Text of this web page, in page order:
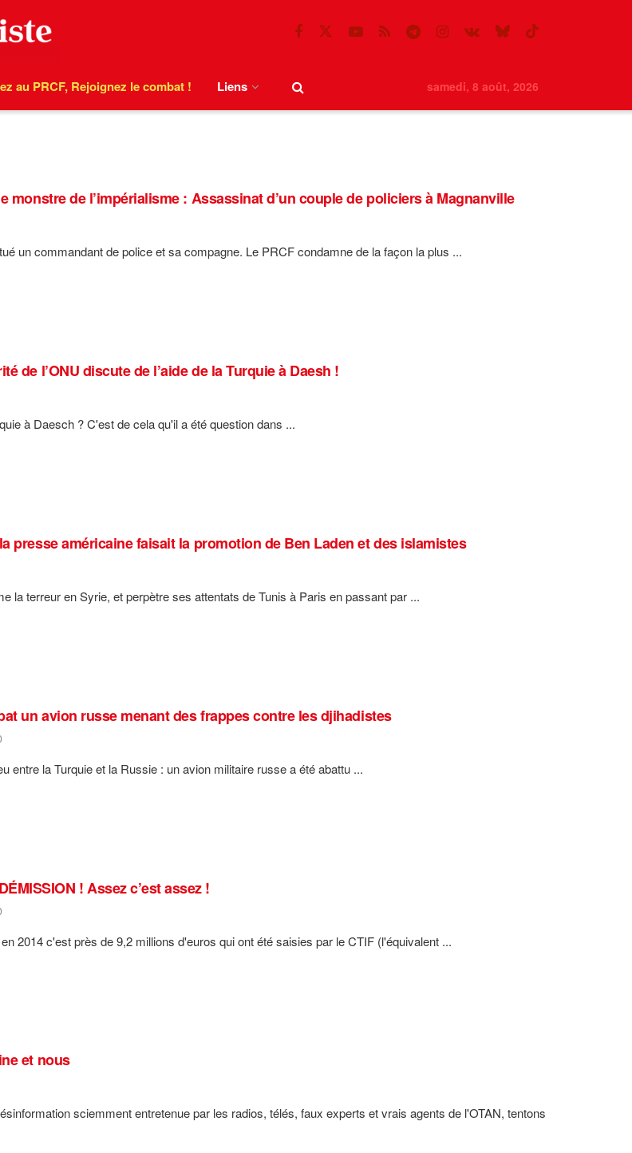
au PRCF, Rejoignez le combat ! Liens samedi, 8 août, 2026
monstre de l’impérialisme : Assassinat d’un couple de policiers à Magnanville
un commandant de police et sa compagne. Le PRCF condamne de la façon la plus ...
de l’ONU discute de l’aide de la Turquie à Daesh !
à Daesch ? C'est de cela qu'il a été question dans ...
presse américaine faisait la promotion de Ben Laden et des islamistes
la terreur en Syrie, et perpètre ses attentats de Tunis à Paris en passant par ...
un avion russe menant des frappes contre les djihadistes
entre la Turquie et la Russie : un avion militaire russe a été abattu ...
! Assez c’est assez !
2014 c'est près de 9,2 millions d'euros qui ont été saisies par le CTIF (l'équivalent ...
et nous
sciemment entretenue par les radios, télés, faux experts et vrais agents de l'OTAN, tentons